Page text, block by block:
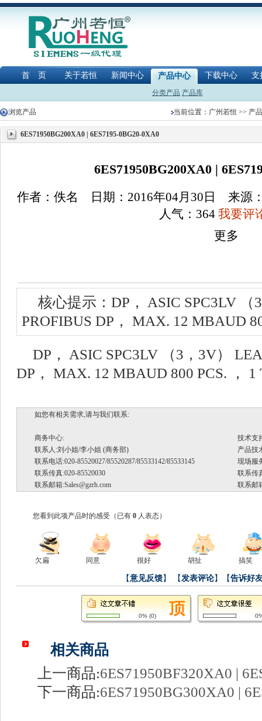
首 页 关于若恒 新闻中心 产品中心 下载中心 支
分类产品 产品库
浏览产品 当前位置： 广州若恒 >> 产
6ES71950BG200XA0 | 6ES7195-0BG20-0XA0
6ES71950BG200XA0 |
作者：佚名 日期：2016年04月30日 来
人气： 364 我要评
更多
核心提示：DP， ASIC SPC3LV （
PROFIBUS DP， MAX. 12 MBAUD
DP， ASIC SPC3LV （3，3V）
DP， MAX. 12 MBAUD 800 PCS. ， 1
如您有相关需求,请与我们联系:
商务中心:
技术支
联系人:刘小姐/李小姐 (商务部)
产品技
联系电话:020-85520027/85520287/85533142/85533145
现场服
联系传真:020-85520030
联系传
联系邮箱:Sales@gzrh.com 联系邮
您看到此项产品时的感受 （已有 0 人表态）
欠扁 同意 很好 胡扯 搞笑
【意见反馈】 【发表评论】【告诉好
0% (0)
相关商品
上一商品:6ES71950BF320XA0 |
下一商品:6ES71950BG300XA0 |